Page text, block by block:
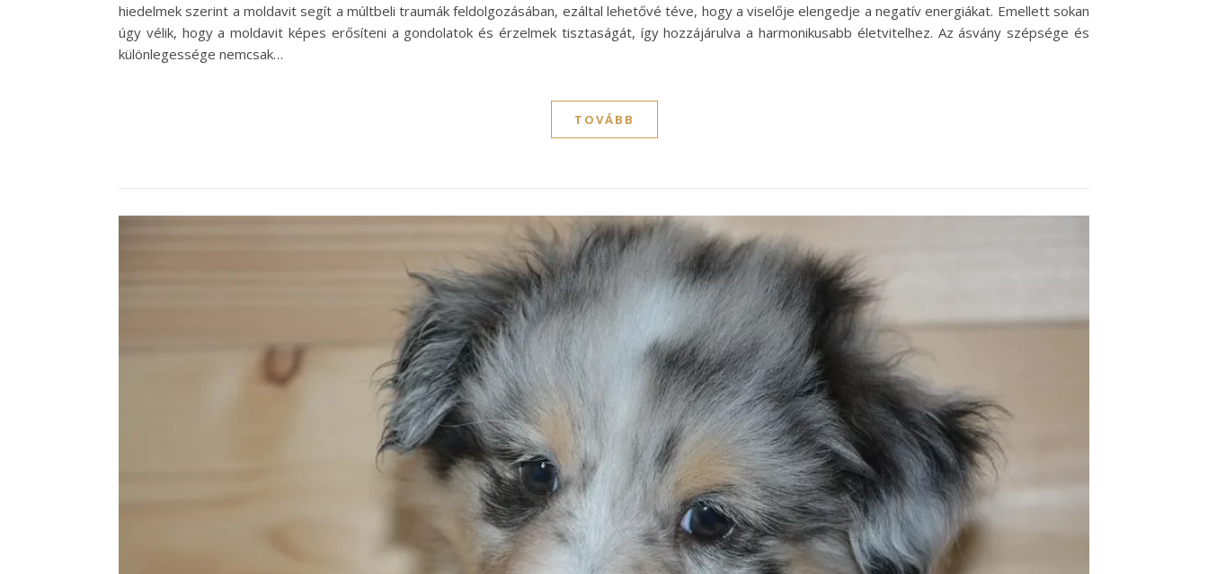
hiedelmek szerint a moldavit segít a múltbeli traumák feldolgozásában, ezáltal lehetővé téve, hogy a viselője elengedje a negatív energiákat. Emellett sokan
úgy vélik, hogy a moldavit képes erősíteni a gondolatok és érzelmek tisztaságát, így hozzájárulva a harmonikusabb életvitelhez. Az ásvány szépsége és
különlegessége nemcsak…
TOVÁBB